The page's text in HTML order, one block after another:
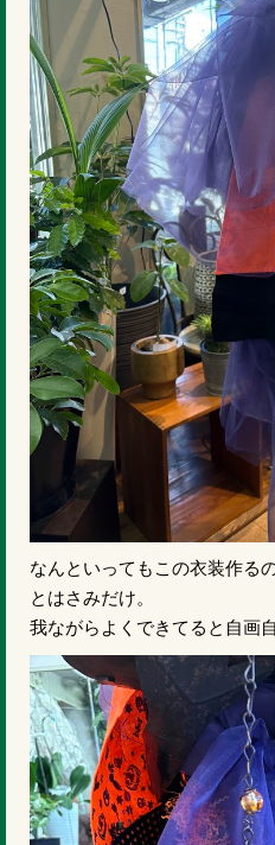
なんといってもこの衣装作る
とはさみだけ。
我ながらよくできてると自画自